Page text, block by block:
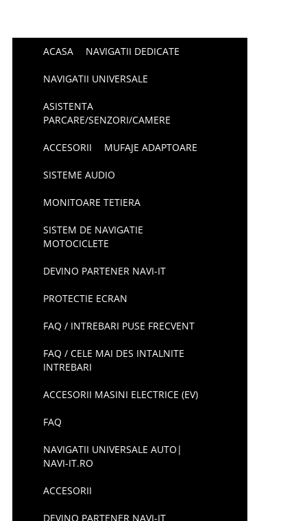
ACASA NAVIGATII DEDICATE
NAVIGATII UNIVERSALE
ASISTENTA
PARCARE/SENZORI/CAMERE
ACCESORII MUFAJE ADAPTOARE
SISTEME AUDIO
MONITOARE TETIERA
SISTEM DE NAVIGATIE
MOTOCICLETE
DEVINO PARTENER NAVI-IT
PROTECTIE ECRAN
FAQ / INTREBARI PUSE FRECVENT
FAQ / CELE MAI DES INTALNITE
INTREBARI
ACCESORII MASINI ELECTRICE (EV)
FAQ
NAVIGATII UNIVERSALE AUTO|
NAVI-IT.RO
ACCESORII
DEVINO PARTENER NAVI-IT